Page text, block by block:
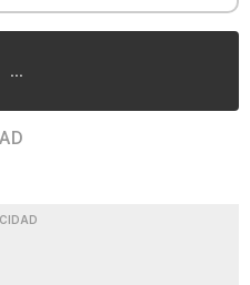
...